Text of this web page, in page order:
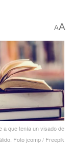
AA
a que tenía un visado de
Foto jcomp / Freepik